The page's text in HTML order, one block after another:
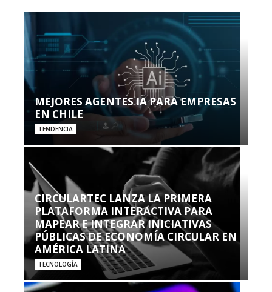
MEJORES AGENTES IA PARA EMPRESAS
EN CHILE
TENDENCIA
CIRCULARTEC LANZA LA PRIMERA
PLATAFORMA INTERACTIVA PARA
MAPEAR E INTEGRAR INICIATIVAS
PÚBLICAS DE ECONOMÍA CIRCULAR EN
AMÉRICA LATINA
TECNOLOGÍA